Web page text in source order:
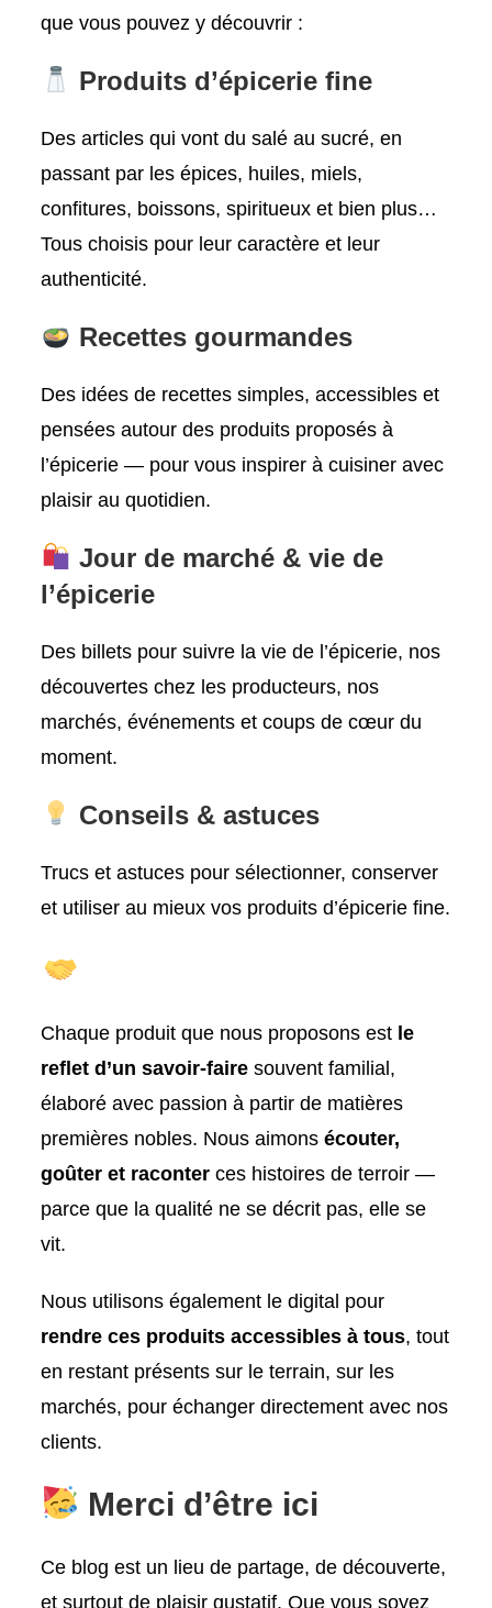
que vous pouvez y découvrir :
Produits d’épicerie fine
Des articles qui vont du salé au sucré, en
passant par les épices, huiles, miels,
confitures, boissons, spiritueux et bien plus…
Tous choisis pour leur caractère et leur
authenticité.
Recettes gourmandes
Des idées de recettes simples, accessibles et
pensées autour des produits proposés à
l’épicerie — pour vous inspirer à cuisiner avec
plaisir au quotidien.
Jour de marché & vie de
l’épicerie
Des billets pour suivre la vie de l’épicerie, nos
découvertes chez les producteurs, nos
marchés, événements et coups de cœur du
moment.
Conseils & astuces
Trucs et astuces pour sélectionner, conserver
et utiliser au mieux vos produits d’épicerie fine.
Chaque produit que nous proposons est le
reflet d’un savoir-faire souvent familial,
élaboré avec passion à partir de matières
premières nobles. Nous aimonsécouter,
goûter et raconter ces histoires de terroir —
parce que la qualité ne se décrit pas, elle se
vit.
Nous utilisons également le digital pour
rendre ces produits accessibles à tous, tout
en restant présents sur le terrain, sur les
marchés, pour échanger directement avec nos
clients.
Merci d’être ici
Ce blog est un lieu de partage, de découverte,
et surtout de plaisir gustatif. Que vous soyez